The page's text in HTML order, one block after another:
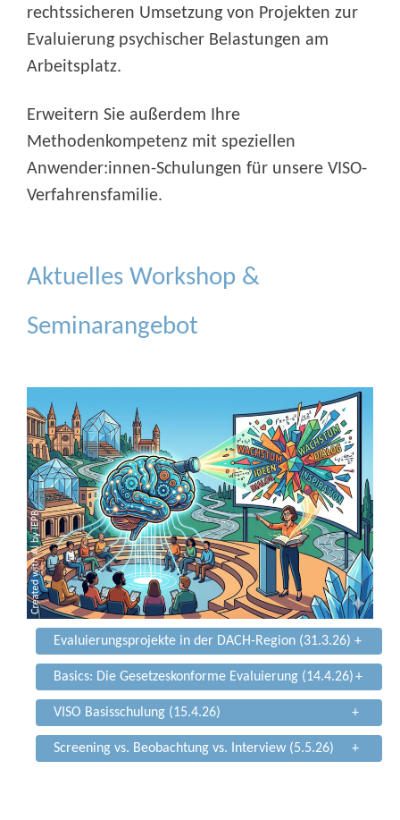
rechtssicheren Umsetzung von Projekten zur
Evaluierung psychischer Belastungen am
Arbeitsplatz.
Erweitern Sie außerdem Ihre
Methodenkompetenz mit speziellen
Anwender:innen-Schulungen für unsere VISO-
Verfahrensfamilie.
Aktuelles Workshop &
Seminarangebot
Evaluierungsprojekte in der DACH-Region (31.3.26) +
Basics: Die Gesetzeskonforme Evaluierung (14.4.26)+
VISO Basisschulung (15.4.26) +
Screening vs. Beobachtung vs. Interview (5.5.26) +